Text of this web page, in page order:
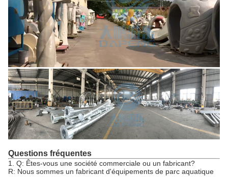
Questions fréquentes
1. Q: Êtes-vous une société commerciale ou un fabricant?
R: Nous sommes un fabricant d'équipements de parc aquatique